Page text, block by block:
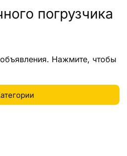
погрузчика
Нажмите, чтобы